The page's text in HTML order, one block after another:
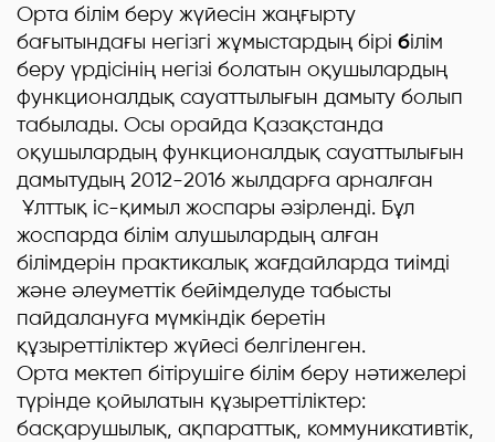
Орта білім беру жүйесін жаңғырту
бағытындағы негізгі жұмыстардың бірі білім
беру үрдісінің негізі болатын оқушылардың
функционалдық сауаттылығын дамыту болып
табылады. Осы орайда Қазақстанда
оқушылардың функционалдық сауаттылығын
дамытудың 2012-2016 жылдарға арналған
Ұлттық іс-қимыл жоспары әзірленді. Бұл
жоспарда білім алушылардың алған
білімдерін практикалық жағдайларда тиімді
және әлеуметтік бейімделуде табысты
пайдалануға мүмкіндік беретін
құзыреттіліктер жүйесі белгіленген.
Орта мектеп бітірушіге білім беру нәтижелері
түрінде қойылатын құзыреттіліктер:
басқарушылық, ақпараттық, коммуникативтік,